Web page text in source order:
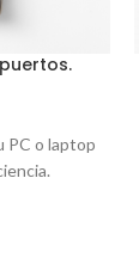
PC o laptop